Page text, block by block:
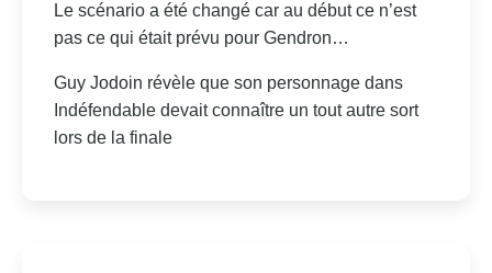
Le scénario a été changé car au début ce n’est
pas ce qui était prévu pour Gendron…
Guy Jodoin révèle que son personnage dans
Indéfendable devait connaître un tout autre sort
lors de la finale